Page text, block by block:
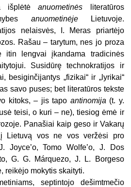
išplėtėanuometinės literatūros
anuometinėjeLietuvoje.
nelaisvės, I. Meras priartėjo
Rašau – tarytum, nes jo proza
itin lengvai įkandama tradicinės
Susidūrę technokratijos ir
besiginčijantys „fizikai“ ir „lyrikai“
savo puses; bet literatūros tekste
kitoks, – jis tapo antinomija (t. y.
teisi, o kuri – ne), tiesiog ėmė ir
Panašiai kaip geso ir Vakarų
į Lietuvą vos ne vos veržėsi pro
Joyce’o, Tomo Wolfe’o, J. Dos
G. G. Márquezo, J. L. Borgeso
reikėjo mokytis skaityti.
septintojo dešimtmečio